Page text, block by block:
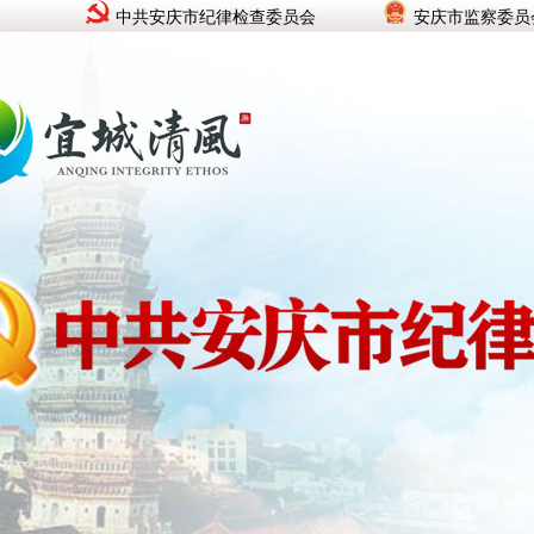
中共安庆市纪律检查委员会 安庆市监察委